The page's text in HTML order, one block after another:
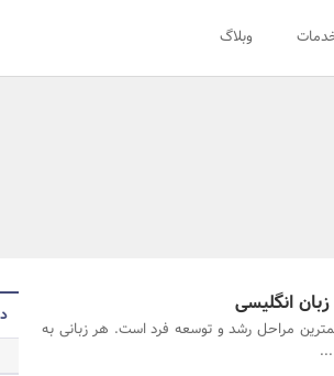
وبلاگ
انگلیسی
مراحل رشد و توسعه فرد است. هر زبانی به